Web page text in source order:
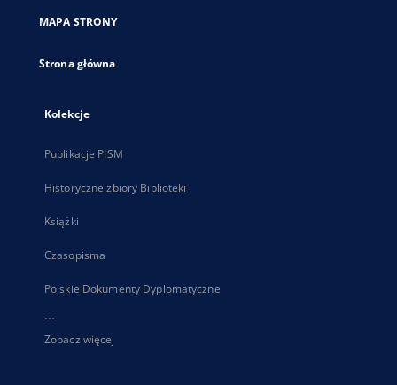
karcie
MAPA STRONY
Strona główna
Kolekcje
Publikacje PISM
Historyczne zbiory Biblioteki
Książki
Czasopisma
Polskie Dokumenty Dyplomatyczne
...
Zobacz więcej